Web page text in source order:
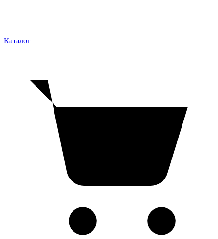
Каталог